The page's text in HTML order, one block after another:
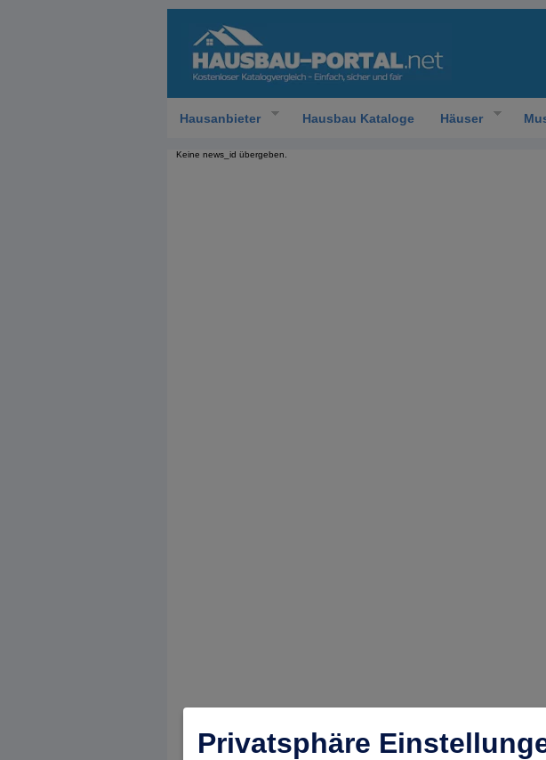
Hausanbieter Hausbau Kataloge Häuser
Keine news_id übergeben.
Privatsphäre